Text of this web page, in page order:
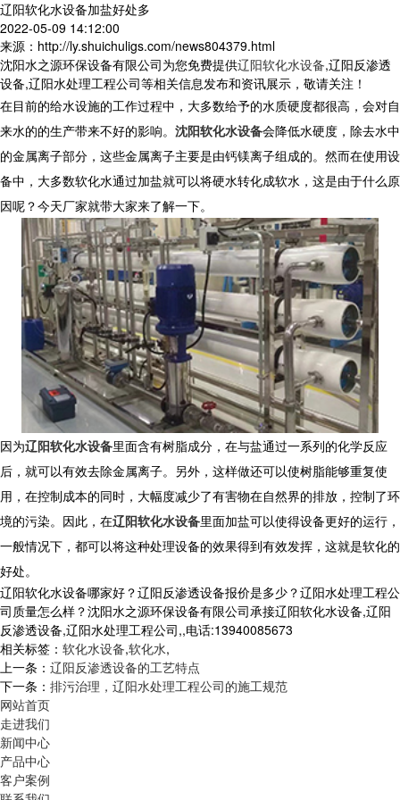
辽阳软化水设备加盐好处多
2022-05-09 14:12:00
来源：http://ly.shuichuligs.com/news804379.html
沈阳水之源环保设备有限公司为您免费提供辽阳软化水设备,辽阳反渗透
设备,辽阳水处理工程公司等相关信息发布和资讯展示，敬请关注！
在目前的给水设施的工作过程中，大多数给予的水质硬度都很高，会对自
来水的的生产带来不好的影响。 沈阳软化水设备会降低水硬度，除去水中
的金属离子部分，这些金属离子主要是由钙镁离子组成的。然而在使用设
备中，大多数软化水通过加盐就可以将硬水转化成软水，这是由于什么原
因呢？今天厂家就带大家来了解一下。
因为辽阳软化水设备里面含有树脂成分，在与盐通过一系列的化学反应
后，就可以有效去除金属离子。另外，这样做还可以使树脂能够重复使
用，在控制成本的同时，大幅度减少了有害物在自然界的排放，控制了环
境的污染。因此，在辽阳软化水设备里面加盐可以使得设备更好的运行，
一般情况下，都可以将这种处理设备的效果得到有效发挥，这就是软化的
好处。
辽阳软化水设备哪家好？辽阳反渗透设备报价是多少？辽阳水处理工程公
司质量怎么样？沈阳水之源环保设备有限公司承接辽阳软化水设备,辽阳
反渗透设备,辽阳水处理工程公司,,电话:13940085673
相关标签： 软化水设备,软化水,
上一条： 辽阳反渗透设备的工艺特点
下一条： 排污治理，辽阳水处理工程公司的施工规范
网站首页
走进我们
新闻中心
产品中心
客户案例